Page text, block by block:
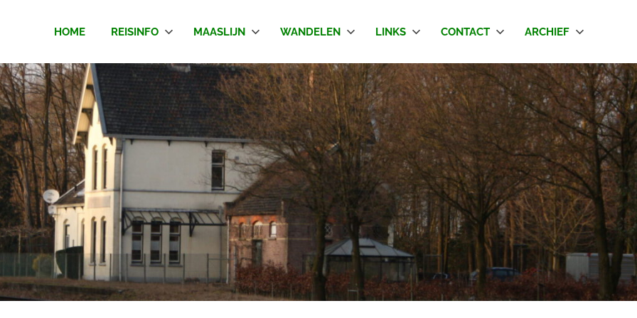
HOME REISINFO MAASLIJN WANDELEN LINKS CONTACT ARCHIEF